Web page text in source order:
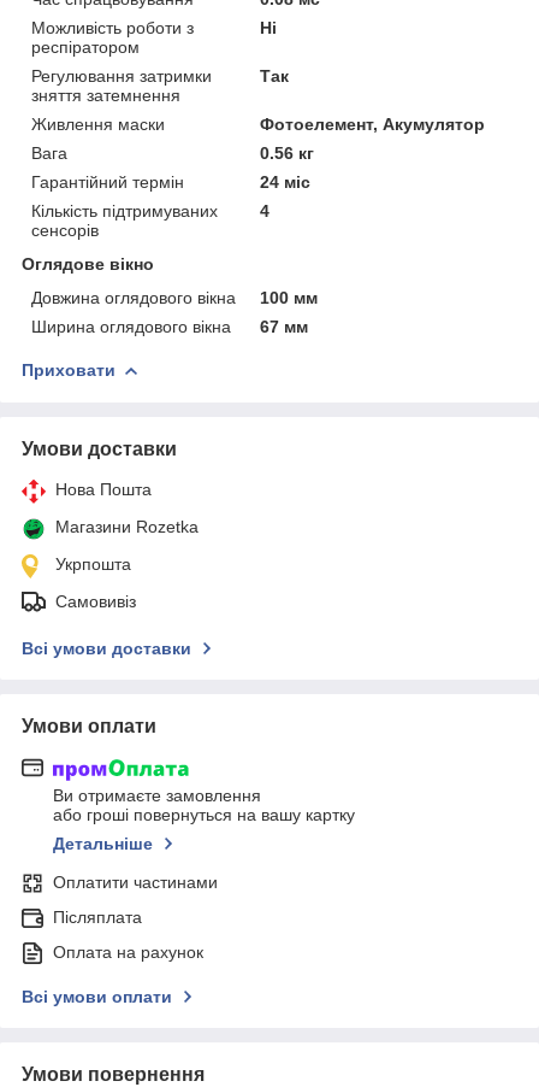
Можливість роботи з
респіратором
Ні
Регулювання затримки
зняття затемнення
Так
Живлення маски
Фотоелемент, Акумулятор
Вага
0.56 кг
Гарантійний термін
24 міс
Кількість підтримуваних
сенсорів
4
Оглядове вікно
Довжина оглядового вікна
100 мм
Ширина оглядового вікна
67 мм
Приховати
Умови доставки
Нова Пошта
Магазини Rozetka
Укрпошта
Самовивіз
Всі умови доставки
Умови оплати
Ви отримаєте замовлення
або гроші повернуться на вашу картку
Детальніше
Оплатити частинами
Післяплата
Оплата на рахунок
Всі умови оплати
Умови повернення